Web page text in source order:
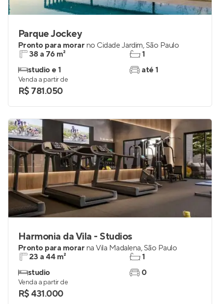
Parque Jockey
Pronto para morar no Cidade Jardim,São Paulo
38 a 76 m²
studio e 1
1
até 1
Venda a partir de
R$ 781.050
Harmonia da Vila - Studios
Pronto para morar na Vila Madalena,São Paulo
23 a 44 m²
studio
1
0
Venda a partir de
R$ 431.000